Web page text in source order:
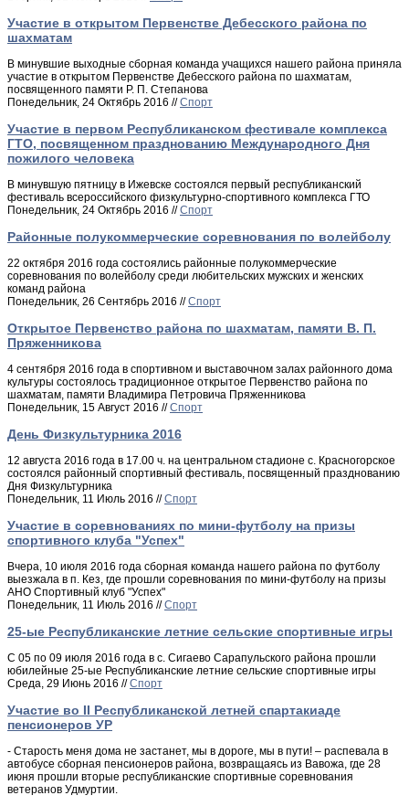
Участие в открытом Первенстве Дебесского района по
шахматам
В минувшие выходные сборная команда учащихся нашего района приняла
участие в открытом Первенстве Дебесского района по шахматам,
посвященного памяти Р. П. Степанова
Понедельник, 24 Октябрь 2016 //Спорт
Участие в первом Республиканском фестивале комплекса
ГТО, посвященном празднованию Международного Дня
пожилого человека
В минувшую пятницу в Ижевске состоялся первый республиканский
фестиваль всероссийского физкультурно-спортивного комплекса ГТО
Понедельник, 24 Октябрь 2016 //Спорт
Районные полукоммерческие соревнования по волейболу
22 октября 2016 года состоялись районные полукоммерческие
соревнования по волейболу среди любительских мужских и женских
команд района
Понедельник, 26 Сентябрь 2016 //Спорт
Открытое Первенство района по шахматам, памяти В. П.
Пряженникова
4 сентября 2016 года в спортивном и выставочном залах районного дома
культуры состоялось традиционное открытое Первенство района по
шахматам, памяти Владимира Петровича Пряженникова
Понедельник, 15 Август 2016 //Спорт
День Физкультурника 2016
12 августа 2016 года в 17.00 ч. на центральном стадионе с. Красногорское
состоялся районный спортивный фестиваль, посвященный празднованию
Дня Физкультурника
Понедельник, 11 Июль 2016 //Спорт
Участие в соревнованиях по мини-футболу на призы
спортивного клуба "Успех"
Вчера, 10 июля 2016 года сборная команда нашего района по футболу
выезжала в п. Кез, где прошли соревнования по мини-футболу на призы
АНО Спортивный клуб "Успех"
Понедельник, 11 Июль 2016 //Спорт
25-ые Республиканские летние сельские спортивные игры
С 05 по 09 июля 2016 года в с. Сигаево Сарапульского района прошли
юбилейные 25-ые Республиканские летние сельские спортивные игры
Среда, 29 Июнь 2016 //Спорт
Участие во II Республиканской летней спартакиаде
пенсионеров УР
- Старость меня дома не застанет, мы в дороге, мы в пути! – распевала в
автобусе сборная пенсионеров района, возвращаясь из Вавожа, где 28
июня прошли вторые республиканские спортивные соревнования
ветеранов Удмуртии.